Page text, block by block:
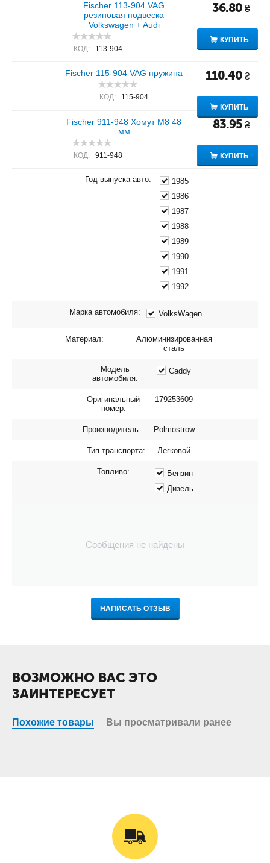
Fischer 113-904 VAG
резиновая подвеска
Volkswagen + Audi
КОД: 113-904
36.80 ₴
КУПИТЬ
Fischer 115-904 VAG пружина
КОД: 115-904
110.40 ₴
КУПИТЬ
Fischer 911-948 Хомут M8 48
мм
КОД: 911-948
83.95 ₴
КУПИТЬ
Год выпуска авто:
1985
1986
1987
1988
1989
1990
1991
1992
Марка автомобиля: VolksWagen
Материал:
Алюминизированная
сталь
Модель
автомобиля:
Caddy
Оригинальный
номер:
179253609
Производитель: Polmostrow
Тип транспорта: Легковой
Топливо:
Бензин
Дизель
Сообщения не найдены
НАПИСАТЬ ОТЗЫВ
ВОЗМОЖНО ВАС ЭТО
ЗАИНТЕРЕСУЕТ
Похожие товары Вы просматривали ранее